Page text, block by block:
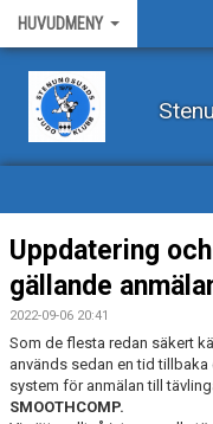
HUVUDMENY
HEM
FÖRBUNDSNYHETER
BILDER
BÖRJA TRÄNA JUDO
Uppdatering
gällande
2022-09-06 20:41
Som de flesta redan säkert
används sedan en tid tillbaka
system för anmälan till
SMOOTHCOMP.